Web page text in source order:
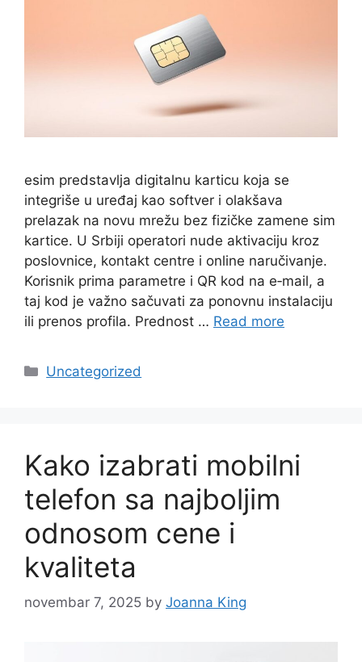
esim predstavlja digitalnu karticu koja se
integriše u uređaj kao softver i olakšava
prelazak na novu mrežu bez fizičke zamene sim
kartice. U Srbiji operatori nude aktivaciju kroz
poslovnice, kontakt centre i online naručivanje.
Korisnik prima parametre i QR kod na e‑mail, a
taj kod je važno sačuvati za ponovnu instalaciju
ili prenos profila. Prednost … Read more
Categories
Uncategorized
Kako izabrati mobilni
telefon sa najboljim
odnosom cene i
kvaliteta
novembar 7, 2025 by Joanna King